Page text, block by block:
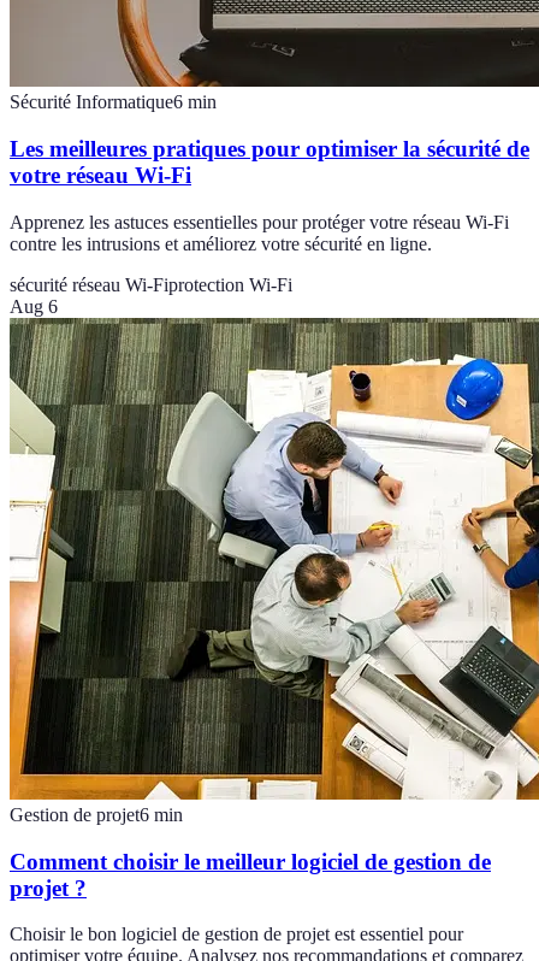
Sécurité Informatique6 min
Les meilleures pratiques pour optimiser la sécurité de
votre réseau Wi-Fi
Apprenez les astuces essentielles pour protéger votre réseau Wi-Fi
contre les intrusions et améliorez votre sécurité en ligne.
sécurité réseau Wi-Fiprotection Wi-Fi
Aug 6
Gestion de projet6 min
Comment choisir le meilleur logiciel de gestion de
projet ?
Choisir le bon logiciel de gestion de projet est essentiel pour
optimiser votre équipe. Analysez nos recommandations et comparez